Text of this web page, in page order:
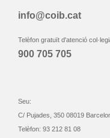
info@coib.cat
Telèfon gratuït d'atenció
900 705 705
Seu:
C/ Pujades, 350 08019
Telèfon: 93 212 81 08